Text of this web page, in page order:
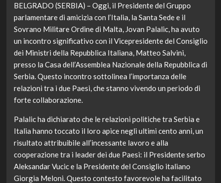
BELGRADO (SERBIA) – Oggi, il Presidente del Gruppo
parlamentare di amicizia con l’Italia, la Santa Sede e il
Sovrano Militare Ordine di Malta, Jovan Palalic, ha avuto
un incontro significativo con il Vicepresidente del Consiglio
dei Ministri della Repubblica Italiana, Matteo Salvini,
presso la Casa dell’Assemblea Nazionale della Repubblica di
Serbia. Questo incontro sottolinea l’importanza delle
relazioni tra i due Paesi, che stanno vivendo un periodo di
forte collaborazione.
Palalic ha dichiarato che le relazioni politiche tra Serbia e
Italia hanno toccato il loro apice negli ultimi cento anni, un
risultato attribuibile all’incessante lavoro e alla
cooperazione tra i leader dei due Paesi: il Presidente serbo
Aleksandar Vucic e la Presidente del Consiglio italiano
Giorgia Meloni. Questo contesto favorevole ha facilitato